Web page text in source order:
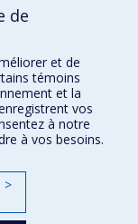
de
et de
témoins
et la
vos
à notre
à vos besoins.
>